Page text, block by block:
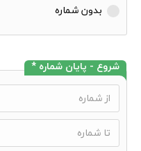
بدون شماره
شروع - پایان شماره *